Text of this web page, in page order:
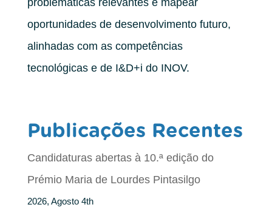
oportunidades de desenvolvimento futuro,
alinhadas com as competências
tecnológicas e de I&D+i do INOV.
Publicações Recentes
Candidaturas abertas à 10.ª edição do
Prémio Maria de Lourdes Pintasilgo
2026, Agosto 4th